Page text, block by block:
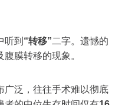
听到 “转移”二字。遗憾的
膜转移的现象。
广泛，往往手术难以彻底